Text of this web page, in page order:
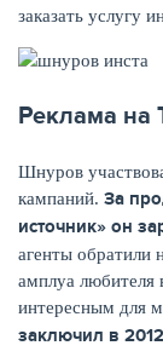
заказать услугу
Реклама на
Шнуров
кампаний. За
источник» он
агенты обратили
амплуа любителя
интересным для
заключил в